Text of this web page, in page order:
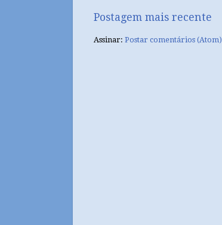
Postagem mais recente
Assinar: Postar comentários (Atom)